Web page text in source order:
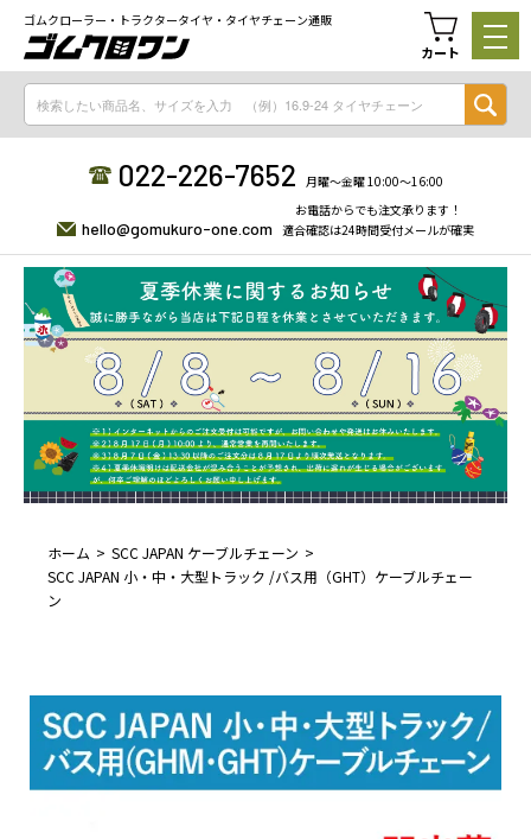
ゴムクローラー・トラクタータイヤ・タイヤチェーン通販
カート
022-226-7652 月曜〜金曜 10:00〜16:00
hello@gomukuro-one.com
お電話からでも注文承ります！
適合確認は24時間受付メールが確実
ホーム
SCC JAPAN ケーブルチェーン
SCC JAPAN 小・中・大型トラック /バス用（GHT）ケーブルチェー
ン